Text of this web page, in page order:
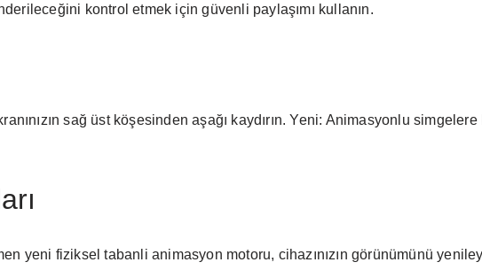
kontrol etmek için güvenli paylaşımı kullanın.
sağ üst köşesinden aşağı kaydırın. Yeni: Animasyonlu
yeni fiziksel tabanli animasyon motoru, cihazınızın görünümünü